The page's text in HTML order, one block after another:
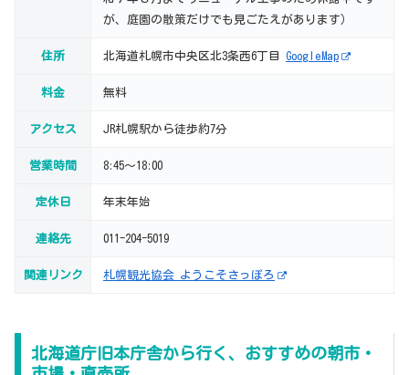
が、庭園の散策だけでも見ごたえがあります）
住所 北海道札幌市中央区北3条西6丁目 GoogleMap
料金 無料
アクセス JR札幌駅から徒歩約7分
営業時間 8:45～18:00
定休日 年末年始
連絡先 011-204-5019
関連リンク 札幌観光協会 ようこそさっぽろ
北海道庁旧本庁舎から行く、おすすめの朝市・